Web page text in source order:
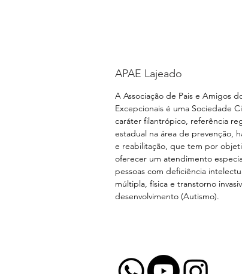
APAE Lajeado
A Associação de Pais e Amigos
Excepcionais é uma Sociedade
caráter filantrópico, referência
estadual na área de prevenção,
e reabilitação, que tem por
oferecer um atendimento
pessoas com deficiência
múltipla, física e transtorno
desenvolvimento (Autismo).